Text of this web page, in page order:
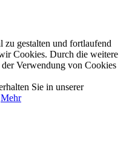
zu gestalten und fortlaufend
Cookies. Durch die weitere
Verwendung von Cookies
Sie in unserer
Mehr